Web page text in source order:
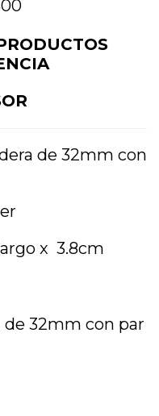
de 32mm con
x 3.8cm
32mm con par